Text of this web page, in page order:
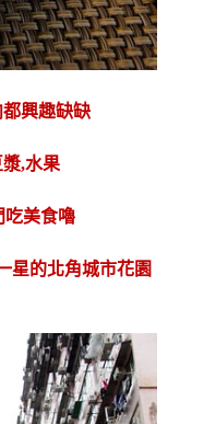
興趣缺缺
,水果
吃美食嚕
星的北角城市花園